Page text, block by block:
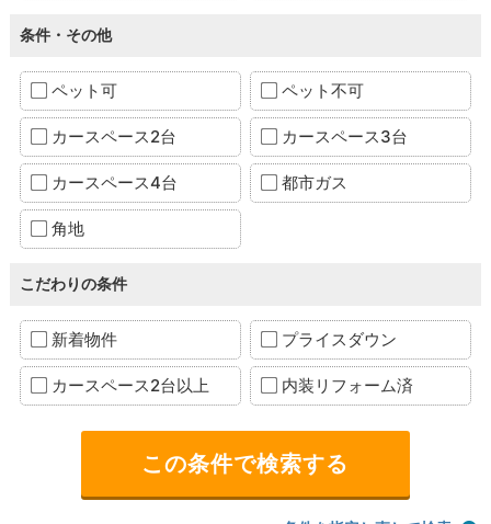
条件・その他
ペット可 ペット不可
カースペース2台 カースペース3台
カースペース4台 都市ガス
角地
こだわりの条件
新着物件 プライスダウン
カースペース2台以上 内装リフォーム済